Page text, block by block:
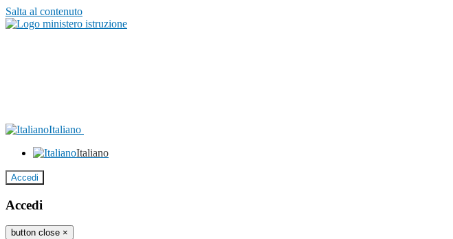
Salta al contenuto
Italiano
Italiano
Accedi
Accedi
button close ×